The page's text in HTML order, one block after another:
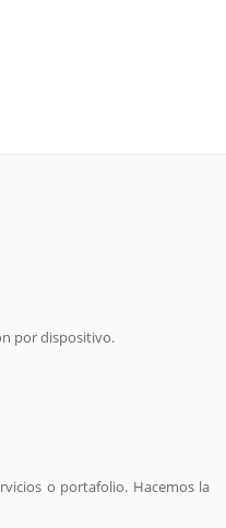
por dispositivo.
o portafolio. Hacemos la